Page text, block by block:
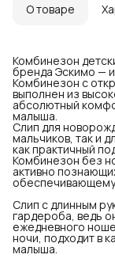
О товаре
Комбинезон
бренда Эскимо —
Комбинезон с
выполнен из
абсолютный
малыша.
Слип для
мальчиков, так и
как практичный
Комбинезон без
активно
обеспечивающему
Слип с длинным
гардероба, ведь
ежедневного
ночи, подходит в
малыша.